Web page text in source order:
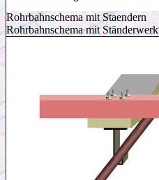
Rohrbahnschema mit Staendern
Rohrbahnschema mit Ständerwerk